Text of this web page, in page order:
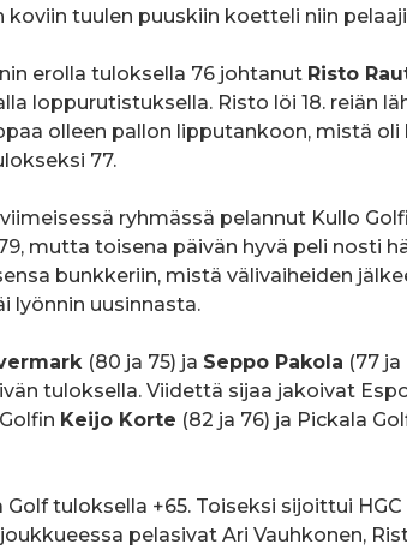
tuulen puuskiin koetteli niin
erolla tuloksella 76 johtanut Risto
loppurutistuksella. Risto löi 18. reiän
olleen pallon lipputankoon, mistä
77.
ryhmässä pelannut Kullo
mutta toisena päivän hyvä peli nosti
bunkkeriin, mistä välivaiheiden
lyönnin uusinnasta.
(80 ja 75) ja Seppo Pakola (77
tuloksella. Viidettä sijaa jakoivat
Keijo Korte (82 ja 76) ja Pickala
tuloksella +65. Toiseksi sijoittui
pelasivat Ari Vauhkonen,